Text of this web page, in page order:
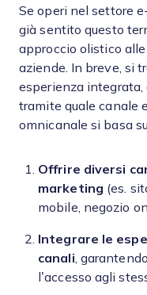
Se operi nel settore
già sentito questo
approccio olistico
aziende. In breve, si
esperienza integrata,
tramite quale canale
omnicanale si basa
Offrire diversi
marketing (es.
mobile, negozio
Integrare le
canali ,
l’accesso agli